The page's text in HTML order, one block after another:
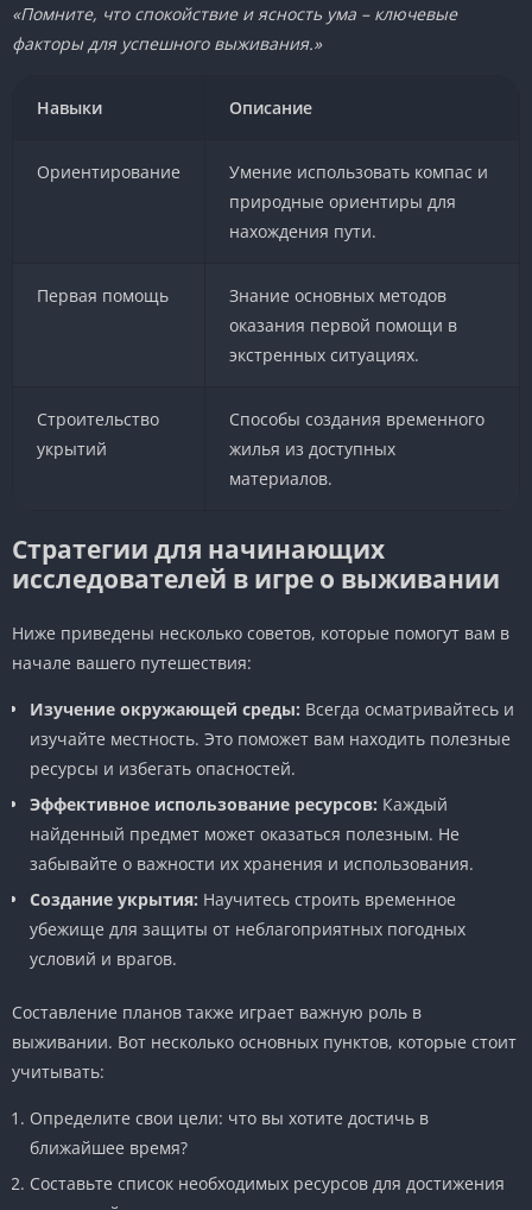
«Помните, что спокойствие и ясность ума – ключевые
факторы для успешного выживания.»
Навыки Описание
Ориентирование
Умение использовать компас и
природные ориентиры для
нахождения пути.
Первая помощь
Знание основных методов
оказания первой помощи в
экстренных ситуациях.
Строительство
укрытий
Способы создания временного
жилья из доступных
материалов.
Стратегии для начинающих
исследователей в игре о выживании
Ниже приведены несколько советов, которые помогут вам в
начале вашего путешествия:
Изучение окружающей среды: Всегда осматривайтесь и
изучайте местность. Это поможет вам находить полезные
ресурсы и избегать опасностей.
Эффективное использование ресурсов: Каждый
найденный предмет может оказаться полезным. Не
забывайте о важности их хранения и использования.
Создание укрытия: Научитесь строить временное
убежище для защиты от неблагоприятных погодных
условий и врагов.
Составление планов также играет важную роль в
выживании. Вот несколько основных пунктов, которые стоит
учитывать:
Определите свои цели: что вы хотите достичь в
ближайшее время?
Составьте список необходимых ресурсов для достижения